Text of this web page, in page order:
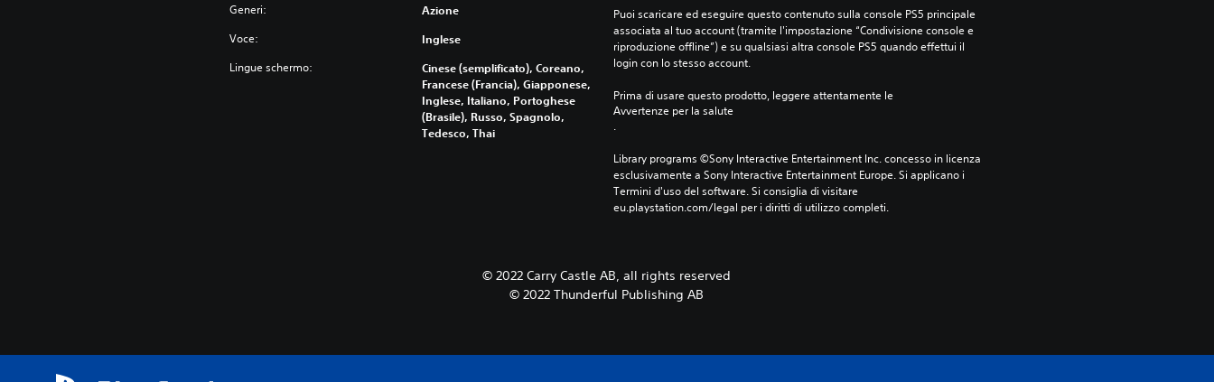
Generi: Azione
Voce: Inglese
Lingue schermo:
Cinese (semplificato), Coreano,
Francese (Francia), Giapponese,
Inglese, Italiano, Portoghese
(Brasile), Russo, Spagnolo,
Tedesco, Thai
Puoi scaricare ed eseguire questo contenuto sulla console PS5 principale
associata al tuo account (tramite l'impostazione “Condivisione console e
riproduzione offline”) e su qualsiasi altra console PS5 quando effettui il
login con lo stesso account.
Prima di usare questo prodotto, leggere attentamente le
Avvertenze per la salute
.
Library programs ©Sony Interactive Entertainment Inc. concesso in licenza
esclusivamente a Sony Interactive Entertainment Europe. Si applicano i
Termini d'uso del software. Si consiglia di visitare
eu.playstation.com/legal per i diritti di utilizzo completi.
© 2022 Carry Castle AB, all rights reserved
© 2022 Thunderful Publishing AB